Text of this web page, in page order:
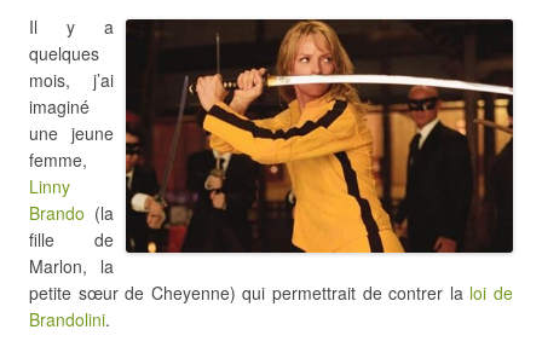
Il y a
quelques
mois, j’ai
imaginé
une jeune
femme,
Linny
Brando (la
fille de
Marlon, la
petite sœur de Cheyenne) qui permettrait de contrer la loi de
Brandolini.